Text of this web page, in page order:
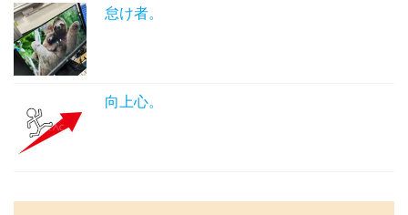
怠け者。
向上心。